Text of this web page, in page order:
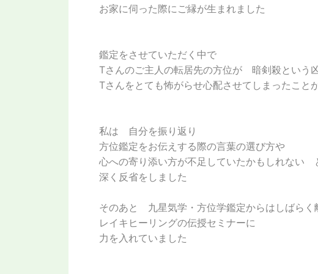
お家に伺った際にご縁が生まれました
鑑定をさせていただく中で
Tさんのご主人の転居先の方位が 暗剣殺という
Tさんをとても怖がらせ心配させてしまったこと
私は 自分を振り返り
方位鑑定をお伝えする際の言葉の選び方や
心への寄り添い方が不足していたかもしれない
深く反省をしました
そのあと 九星気学・方位学鑑定からはしばらく
レイキヒーリングの伝授セミナーに
力を入れていました